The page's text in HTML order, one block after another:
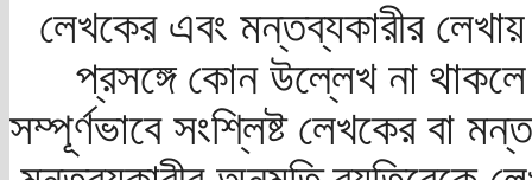
লেখকের এবং মন্তব্যকারীর
প্রসঙ্গে কোন উল্লেখ না
সম্পূর্ণভাবে সংশ্লিষ্ট লেখকের বা